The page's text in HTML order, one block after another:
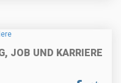
JOB UND KARRIERE